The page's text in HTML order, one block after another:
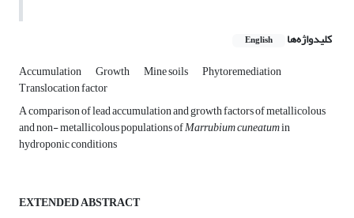
کلیدواژه‌ها English
Accumulation Growth Mine soils Phytoremediation
Translocation factor
A comparison of lead accumulation and growth factors of metallicolous
and non- metallicolous populations ofMarrubium cuneatumin
hydroponic conditions
EXTENDED ABSTRACT